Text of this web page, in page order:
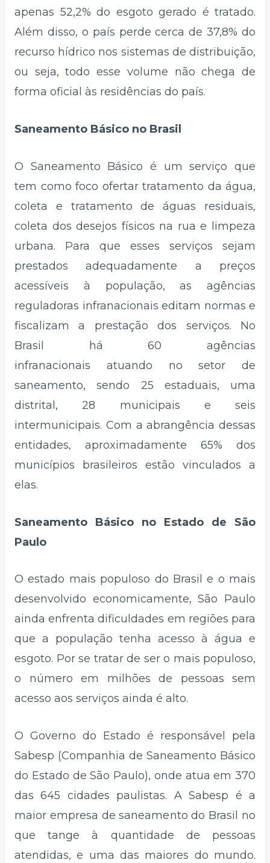
apenas 52,2% do esgoto gerado é tratado.
Além disso, o país perde cerca de 37,8% do
recurso hídrico nos sistemas de distribuição,
ou seja, todo esse volume não chega de
forma oficial às residências do país.
Saneamento Básico no Brasil
O Saneamento Básico é um serviço que
tem como foco ofertar tratamento da água,
coleta e tratamento de águas residuais,
coleta dos desejos físicos na rua e limpeza
urbana. Para que esses serviços sejam
prestados adequadamente a preços
acessíveis à população, as agências
reguladoras infranacionais editam normas e
fiscalizam a prestação dos serviços. No
Brasil há 60 agências
infranacionais atuando no setor de
saneamento, sendo 25 estaduais, uma
distrital, 28 municipais e seis
intermunicipais. Com a abrangência dessas
entidades, aproximadamente 65% dos
municípios brasileiros estão vinculados a
elas.
Saneamento Básico no Estado de São
Paulo
O estado mais populoso do Brasil e o mais
desenvolvido economicamente, São Paulo
ainda enfrenta dificuldades em regiões para
que a população tenha acesso à água e
esgoto. Por se tratar de ser o mais populoso,
o número em milhões de pessoas sem
acesso aos serviços ainda é alto.
O Governo do Estado é responsável pela
Sabesp (Companhia de Saneamento Básico
do Estado de São Paulo), onde atua em 370
das 645 cidades paulistas. A Sabesp é a
maior empresa de saneamento do Brasil no
que tange à quantidade de pessoas
atendidas, e uma das maiores do mundo.